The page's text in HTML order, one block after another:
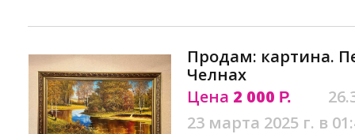
Продам: картина.
Челнах
Цена 2 000 Р.
23 марта 2025 г. в